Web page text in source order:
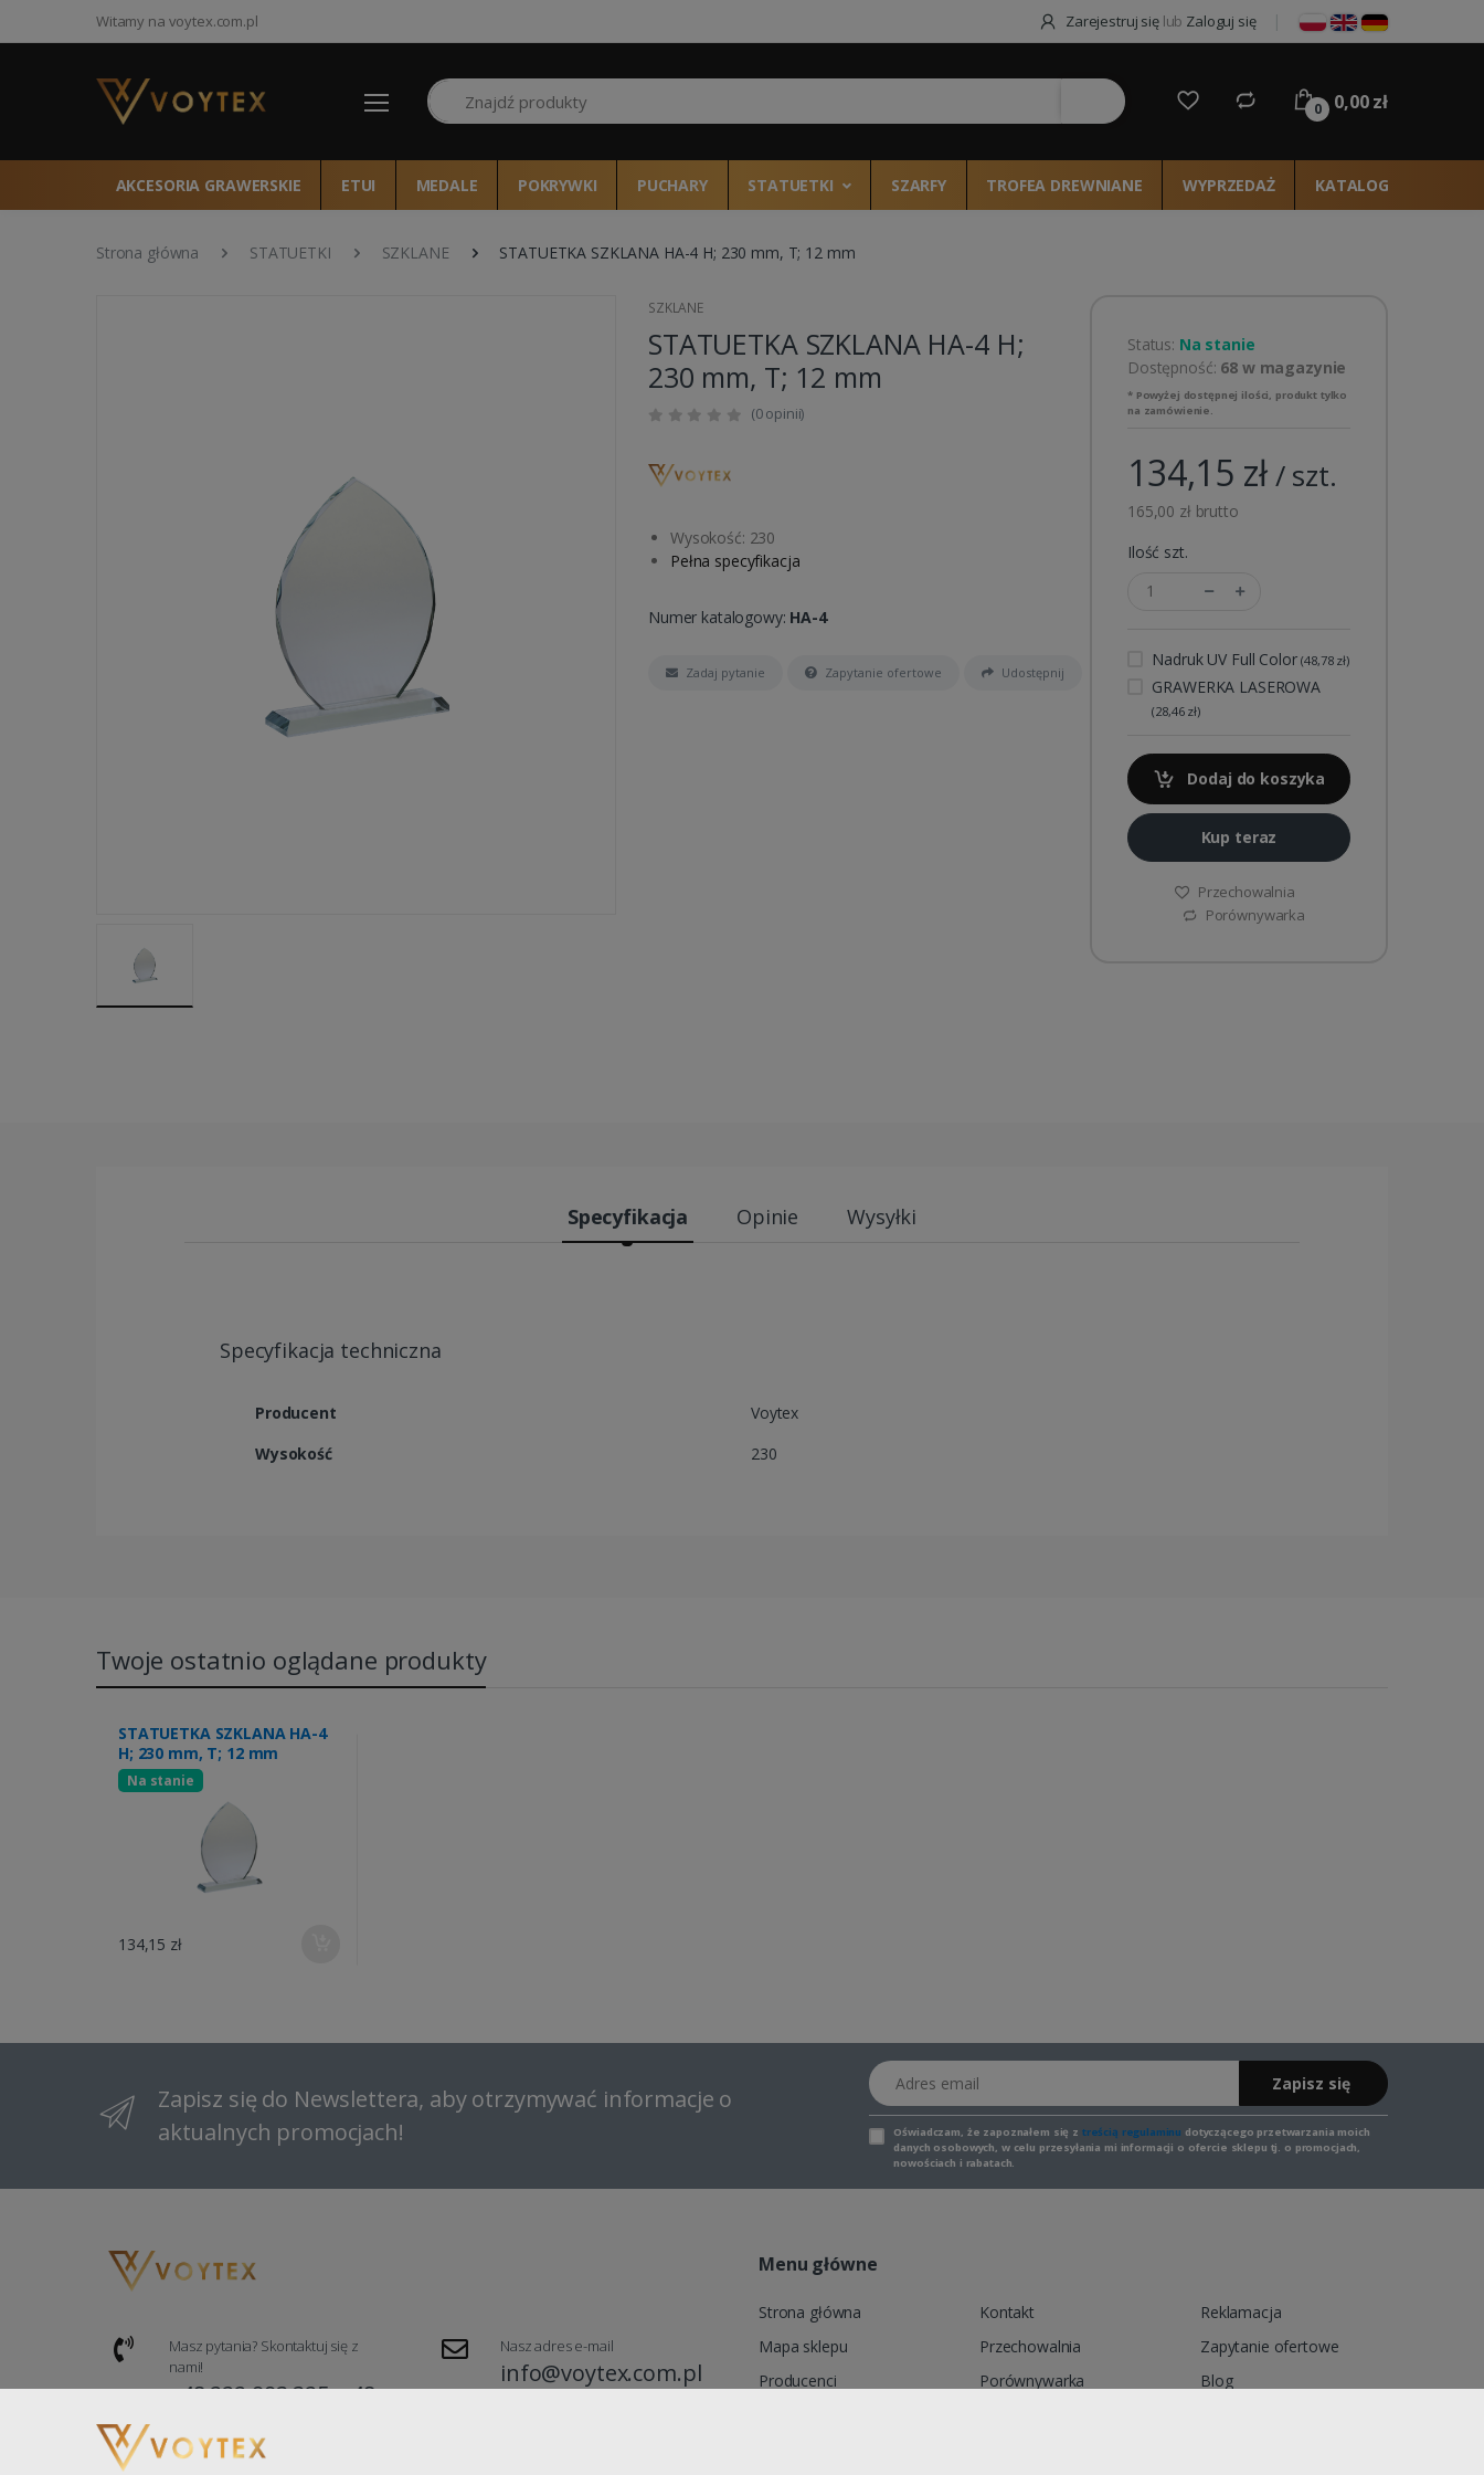
Witamy na voytex.com.pl Zarejestruj się lub Zaloguj się
Szukaj
0 0,00 zł
AKCESORIA GRAWERSKIE ETUI MEDALE POKRYWKI PUCHARY STATUETKI SZARFY TROFEA DREWNIANE WYPRZEDAŻ KATALOG 2026
Strona główna STATUETKI SZKLANE STATUETKA SZKLANA HA-4 H; 230 mm, T; 12 mm
SZKLANE
STATUETKA SZKLANA HA-4 H;
230 mm, T; 12 mm
(0 opinii)
Wysokość: 230
Pełna specyfikacja
Numer katalogowy: HA-4
Zadaj pytanie Zapytanie ofertowe Udostępnij
Status: Na stanie
Dostępność: 68 w magazynie
* Powyżej dostępnej ilości, produkt tylko
na zamówienie.
134,15 zł/ szt.
165,00 zł brutto
Ilość szt.
Nadruk UV Full Color(48,78 zł)
GRAWERKA LASEROWA
(28,46 zł)
Dodaj do koszyka
Kup teraz
Przechowalnia
Porównywarka
Specyfikacja Opinie Wysyłki
Specyfikacja techniczna
Producent
Voytex
Wysokość
230
Twoje ostatnio oglądane produkty
STATUETKA SZKLANA HA-4
H; 230 mm, T; 12 mm
Na stanie
134,15 zł
Zapisz się do Newslettera, aby otrzymywać informacje o
aktualnych promocjach!
Adres email
Zapisz się
Oświadczam, że zapoznałem się z treścią regulaminu dotyczącego przetwarzania moich
danych osobowych, w celu przesyłania mi informacji o ofercie sklepu tj. o promocjach,
nowościach i rabatach.
Masz pytania? Skontaktuj się z
nami!
+48 222 993 325, +48
Nasz adres e-mail
info@voytex.com.pl
Menu główne
Strona główna
Mapa sklepu
Producenci
Kontakt
Przechowalnia
Porównywarka
Reklamacja
Zapytanie ofertowe
Blog